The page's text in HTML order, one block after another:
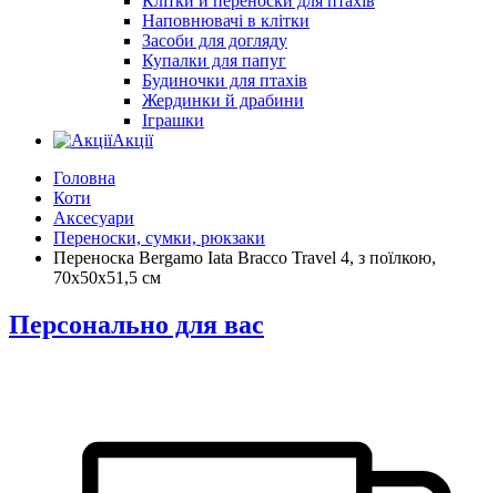
Наповнювачі в клітки
Засоби для догляду
Купалки для папуг
Будиночки для птахів
Жердинки й драбини
Іграшки
Акції
Головна
Коти
Аксесуари
Переноски, сумки, рюкзаки
Переноска Bergamo Iata Bracco Travel 4, з поїлкою,
70х50х51,5 см
Персонально для вас